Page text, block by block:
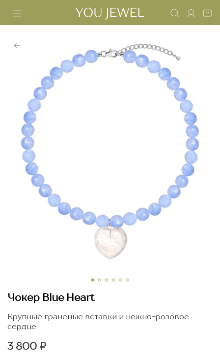
Чокер Blue Heart
3 800 ₽
Крупные граненые вставки и нежно-розовое
сердце